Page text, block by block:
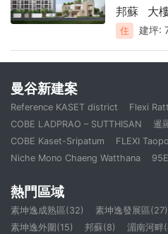
邦蘇
大
住 建坪:
曼谷新建案
Reference KASET district
Flexi
COBE LADPRAO – SUTTHISAN
暹
COBE Kaset-Sripatum
FLEXI
Niche Mono Chaeng Watthana
熱門區域
素坤逸成熟區(32) 素坤逸發展區(27)
素坤逸外圍(15)
邦蘇(8) 湄南河畔